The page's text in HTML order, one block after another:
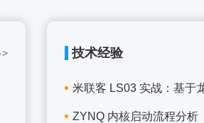
> 技术经验
米联客 LS03 实战：基于
ZYNQ 内核启动流程分析